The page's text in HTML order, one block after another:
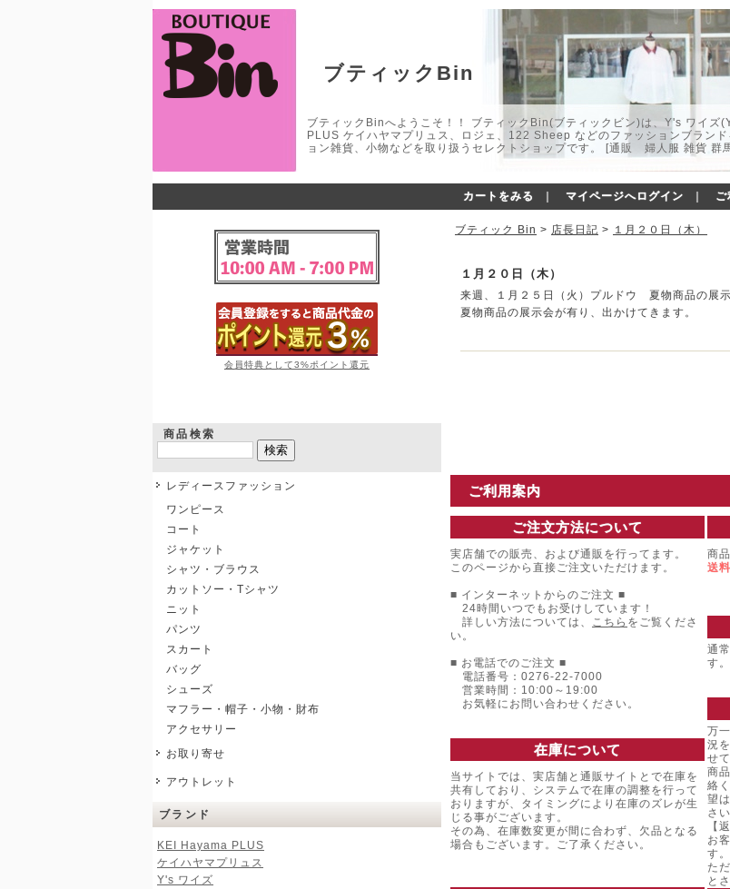
ブティックBin
ブティックBinへようこそ！！ ブティックBin(ブティックビン)は、Y's ワイ
PLUS ケイハヤマプリュス、ロジェ、122 Sheep などのファッションブラン
ョン雑貨、小物などを取り扱うセレクトショップです。 [通販 婦人服 雑貨
カートをみる マイページへログイン ご
会員特典として3%ポイント還元
商品検索
レディースファッション
ワンピース
コート
ジャケット
シャツ・ブラウス
カットソー・Tシャツ
ニット
パンツ
スカート
バッグ
シューズ
マフラー・帽子・小物・財布
アクセサリー
お取り寄せ
アウトレット
ブランド
KEI Hayama PLUS
ケイハヤマプリュス
Y's ワイズ
ブティック Bin > 店長日記 > １月２０日（木）
１月２０日（木）
来週、１月２５日（火）プルドウ 夏物商品の展
夏物商品の展示会が有り、出かけてきます。
ご利用案内
ご注文方法について
実店舗での販売、および通販を行ってます。
このページから直接ご注文いただけます。
■ インターネットからのご注文 ■
24時間いつでもお受けしています！
詳しい方法については、 こちら をご覧くださ
い。
■ お電話でのご注文 ■
電話番号：0276-22-7000
営業時間：10:00～19:00
お気軽にお問い合わせください。
在庫について
当サイトでは、実店舗と通販サイトとで在庫を
共有しており、システムで在庫の調整を行って
おりますが、タイミングにより在庫のズレが生
じる事がございます。
その為、在庫数変更が間に合わず、欠品となる
場合もございます。ご了承ください。
商
送
通
す。
万
況
せ
商
絡
望
さい
【
お
す。
た
と